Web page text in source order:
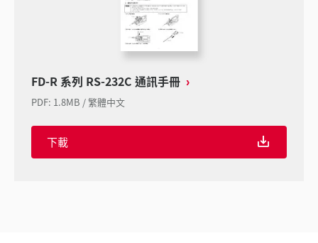
FD-R 系列 RS-232C 通訊手冊
PDF: 1.8MB /繁體中文
下載